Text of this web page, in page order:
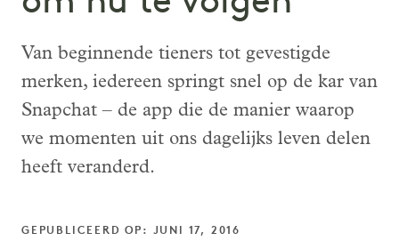
Van beginnende tieners tot gevestigde
merken, iedereen springt snel op de kar van
Snapchat – de app die de manier waarop
we momenten uit ons dagelijks leven delen
heeft veranderd.
GEPUBLICEERD OP: JUNI 17, 2016